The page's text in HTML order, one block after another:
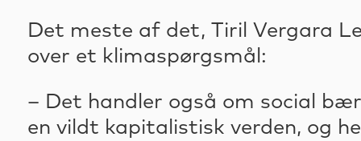
Det meste af det, Tiril Vergara
over et klimaspørgsmål:
– Det handler også om social
en vildt kapitalistisk verden, og